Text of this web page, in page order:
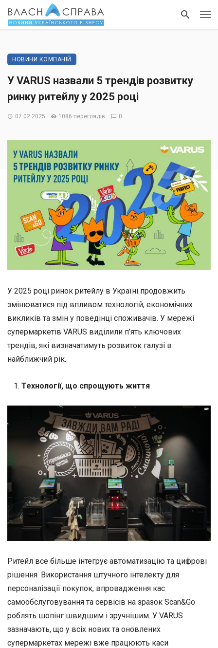
НОВИНИ КОМПАНІЙ
У VARUS назвали 5 трендів розвитку
ринку ритейлу у 2025 році
07.02.2025 1086 переглядів 0
У 2025 році ринок ритейлу в Україні продовжить
змінюватися під впливом технологій, економічних
викликів та змін у поведінці споживачів. У мережі
супермаркетів VARUS виділили п’ять ключових
трендів, які визначатимуть розвиток галузі в
найближчий рік.
Технології, що спрощують життя
Ритейл все більше інтегрує автоматизацію та цифрові
рішення. Використання штучного інтелекту для
персоналізації покупок, впровадження кас
самообслуговування та сервісів на зразок Scan&Go
роблять шопінг швидшим і зручнішим. У VARUS
зазначають, що у всіх нових та оновлених
супермаркетах мережі вже працюють каси